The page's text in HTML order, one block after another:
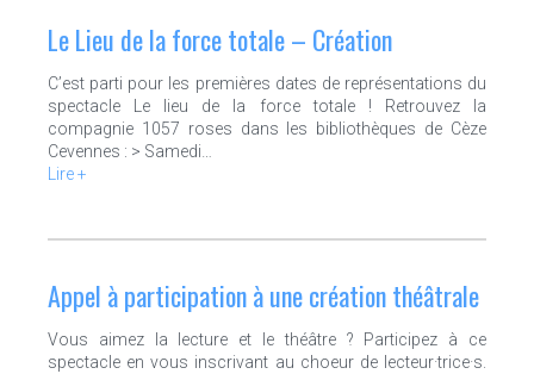
Le Lieu de la force totale – Création
C’est parti pour les premières dates de représentations du
spectacle Le lieu de la force totale ! Retrouvez la
compagnie 1057 roses dans les bibliothèques de Cèze
Cevennes : > Samedi…
Lire +
Appel à participation à une création théâtrale
Vous aimez la lecture et le théâtre ? Participez à ce
spectacle en vous inscrivant au choeur de lecteur·trice·s.